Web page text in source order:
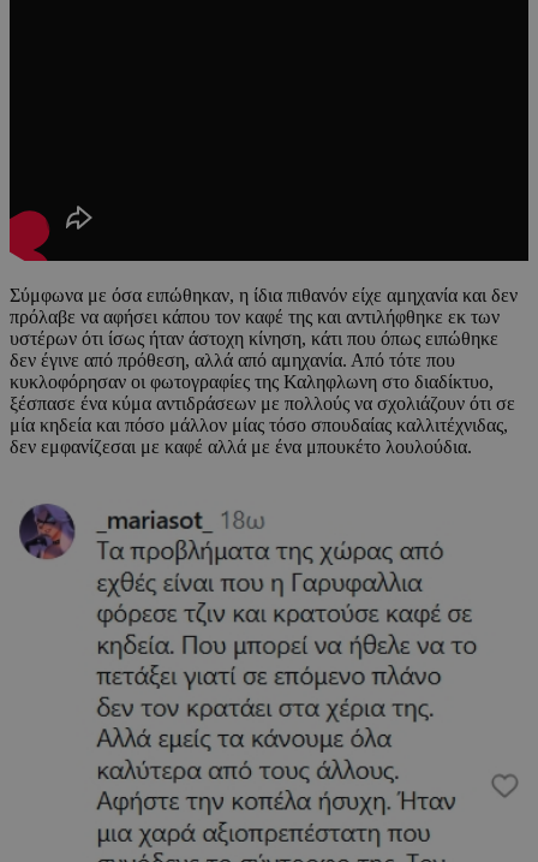
Σύμφωνα με όσα ειπώθηκαν, η ίδια πιθανόν είχε αμηχανία και δεν
πρόλαβε να αφήσει κάπου τον καφέ της και αντιλήφθηκε εκ των
υστέρων ότι ίσως ήταν άστοχη κίνηση, κάτι που όπως ειπώθηκε
δεν έγινε από πρόθεση, αλλά από αμηχανία. Από τότε που
κυκλοφόρησαν οι φωτογραφίες της Καληφλωνη στο διαδίκτυο,
ξέσπασε ένα κύμα αντιδράσεων με πολλούς να σχολιάζουν ότι σε
μία κηδεία και πόσο μάλλον μίας τόσο σπουδαίας καλλιτέχνιδας,
δεν εμφανίζεσαι με καφέ αλλά με ένα μπουκέτο λουλούδια.